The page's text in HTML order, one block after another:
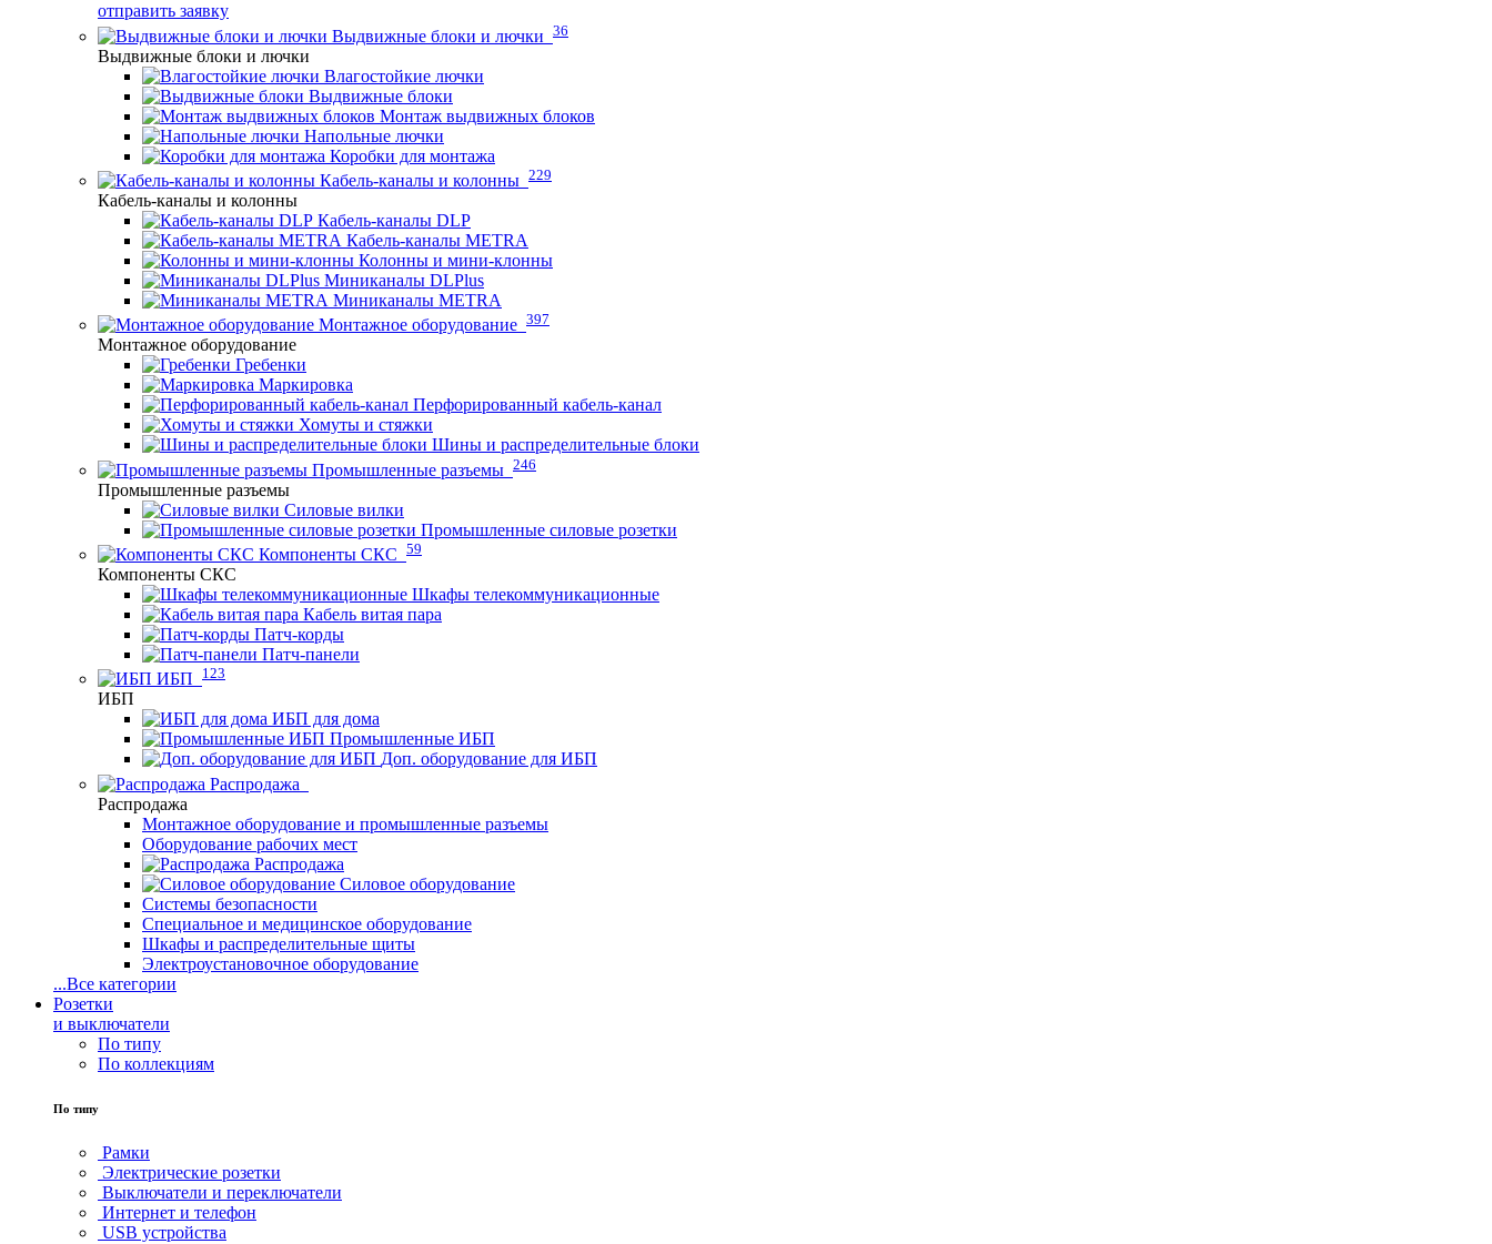
отправить заявку
Выдвижные блоки и лючки 36
Выдвижные блоки и лючки
Влагостойкие лючки
Выдвижные блоки
Монтаж выдвижных блоков
Напольные лючки
Коробки для монтажа
Кабель-каналы и колонны 229
Кабель-каналы и колонны
Кабель-каналы DLP
Кабель-каналы METRA
Колонны и мини-клонны
Миниканалы DLPlus
Миниканалы METRA
Монтажное оборудование 397
Монтажное оборудование
Гребенки
Маркировка
Перфорированный кабель-канал
Хомуты и стяжки
Шины и распределительные блоки
Промышленные разъемы 246
Промышленные разъемы
Силовые вилки
Промышленные силовые розетки
Компоненты СКС 59
Компоненты СКС
Шкафы телекоммуникационные
Кабель витая пара
Патч-корды
Патч-панели
ИБП
123
ИБП
ИБП для дома
Промышленные ИБП
Доп. оборудование для ИБП
Распродажа
Распродажа
Монтажное оборудование и промышленные разъемы
Оборудование рабочих мест
Распродажа
Силовое оборудование
Системы безопасности
Специальное и медицинское оборудование
Шкафы и распределительные щиты
Электроустановочное оборудование
...Все категории
Розетки
и выключатели
По типу
По коллекциям
По типу
Рамки
Электрические розетки
Выключатели и переключатели
Интернет и телефон
USB устройства